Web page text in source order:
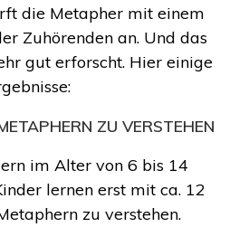
die Metapher mit einem
Zuhörenden an. Und das
gut erforscht. Hier einige
ZU VERSTEHEN
im Alter von 6 bis 14
lernen erst mit ca. 12
zu verstehen.